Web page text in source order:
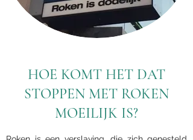
HOE KOMT HET DAT
STOPPEN MET ROKEN
MOEILIJK IS?